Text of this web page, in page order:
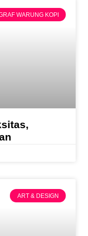
WARUNG KOPI
ART & DESIGN